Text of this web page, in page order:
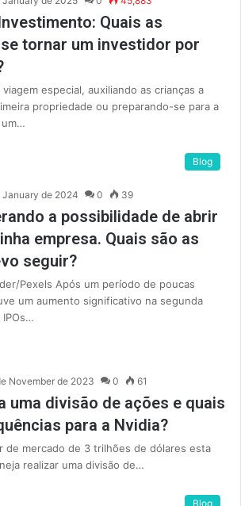
Quais as
tornar um investidor por
especial, auxiliando as crianças a
propriedade ou preparando-se para a
um…
Blog
January de 2024 0 39
a possibilidade de abrir
empresa. Quais são as
seguir?
Pexels Após um período de poucas
um aumento significativo na segunda
IPOs…
November de 2023 0 61
uma divisão de ações e quais
para a Nvidia?
de mercado de 3 trilhões de dólares esta
realizar uma divisão de…
Blog